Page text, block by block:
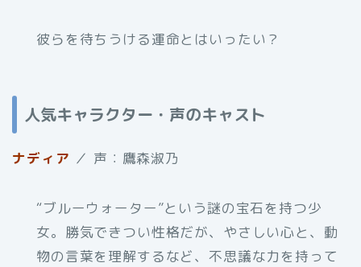
彼らを待ちうける運命とはいったい？
人気キャラクター・声のキャスト
ナディア ／ 声：鷹森淑乃
“ブルーウォーター”という謎の宝石を持つ少
女。勝気できつい性格だが、やさしい心と、動
物の言葉を理解するなど、不思議な力を持って